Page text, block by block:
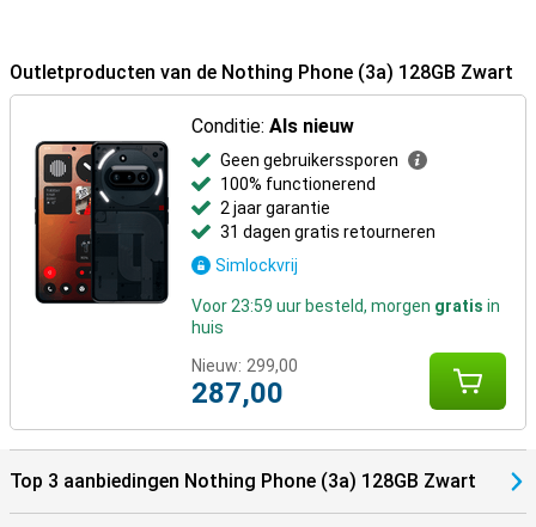
Outletproducten van de Nothing Phone (3a) 128GB Zwart
Conditie:Als nieuw
Geen gebruikerssporen
100% functionerend
2 jaar garantie
31 dagen gratis retourneren
Simlockvrij
Voor 23:59 uur besteld, morgen gratis in
huis
Nieuw: 299,00
287,00
Top 3 aanbiedingen Nothing Phone (3a) 128GB Zwart